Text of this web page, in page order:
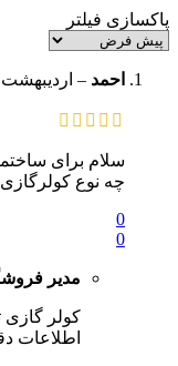
پاکسازی فیلتر
احمد – اردیبهشت 12, 1402
چه نوع کولرگازی
0
0
مدیر
کولر
اطلاعات